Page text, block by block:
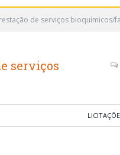
de serviços bioquímicos/
serviços